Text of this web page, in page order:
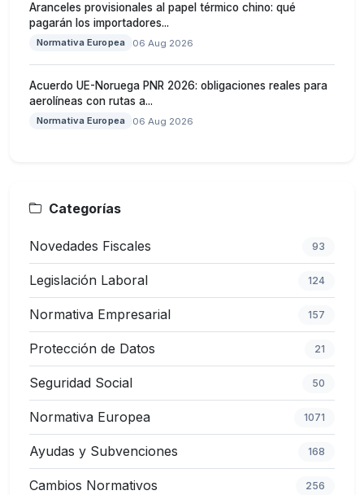
Aranceles provisionales al papel térmico chino: qué
pagarán los importadores...
Normativa Europea 06 Aug 2026
Acuerdo UE-Noruega PNR 2026: obligaciones reales para
aerolíneas con rutas a...
Normativa Europea 06 Aug 2026
Categorías
Novedades Fiscales 93
Legislación Laboral 124
Normativa Empresarial 157
Protección de Datos 21
Seguridad Social 50
Normativa Europea 1071
Ayudas y Subvenciones 168
Cambios Normativos 256